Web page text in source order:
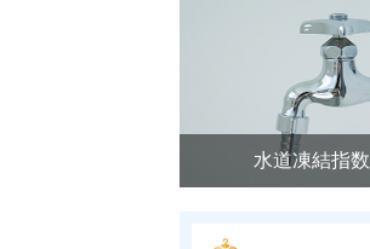
水道凍結指数